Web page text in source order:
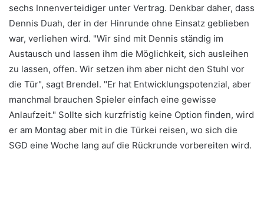
sechs Innenverteidiger unter Vertrag. Denkbar daher, dass
Dennis Duah, der in der Hinrunde ohne Einsatz geblieben
war, verliehen wird. "Wir sind mit Dennis ständig im
Austausch und lassen ihm die Möglichkeit, sich ausleihen
zu lassen, offen. Wir setzen ihm aber nicht den Stuhl vor
die Tür", sagt Brendel. "Er hat Entwicklungspotenzial, aber
manchmal brauchen Spieler einfach eine gewisse
Anlaufzeit." Sollte sich kurzfristig keine Option finden, wird
er am Montag aber mit in die Türkei reisen, wo sich die
SGD eine Woche lang auf die Rückrunde vorbereiten wird.